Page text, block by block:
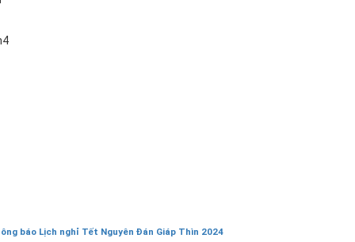
báo Lịch nghỉ Tết Nguyên Đán Giáp Thìn 2024